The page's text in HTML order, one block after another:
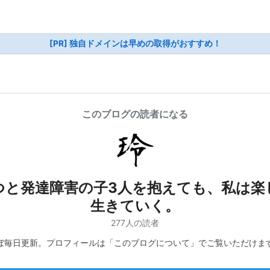
[PR] 独自ドメインは早めの取得がおすすめ！
このブログの読者になる
と発達障害の子3人を抱えても、私は楽
生きていく。
277人の読者
毎日更新。プロフィールは「このブログについて」でご覧いただけま